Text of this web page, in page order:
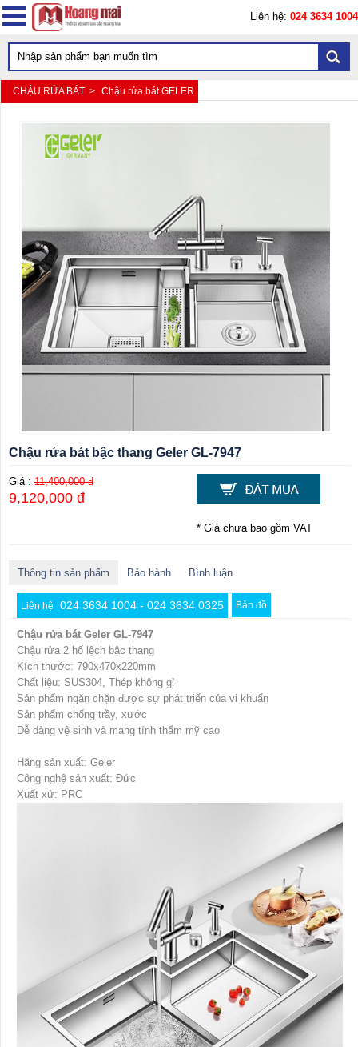
Liên hệ: 024 3634 1004
CHẬU RỬA BÁT > Chậu rửa bát GELER
Chậu rửa bát bậc thang Geler GL-7947
Giá : 11,400,000 đ
9,120,000 đ
* Giá chưa bao gồm VAT
Thông tin sản phẩm Bảo hành Bình luận
Liên hệ 024 3634 1004 - 024 3634 0325 Bản đồ
Chậu rửa bát Geler GL-7947
Chậu rửa 2 hố lệch bậc thang
Kích thước: 790x470x220mm
Chất liệu: SUS304, Thép không gỉ
Sản phẩm ngăn chặn được sự phát triển của vi khuẩn
Sản phẩm chống trầy, xước
Dễ dàng vệ sinh và mang tính thẩm mỹ cao
Hãng sản xuất: Geler
Công nghệ sản xuất: Đức
Xuất xứ: PRC